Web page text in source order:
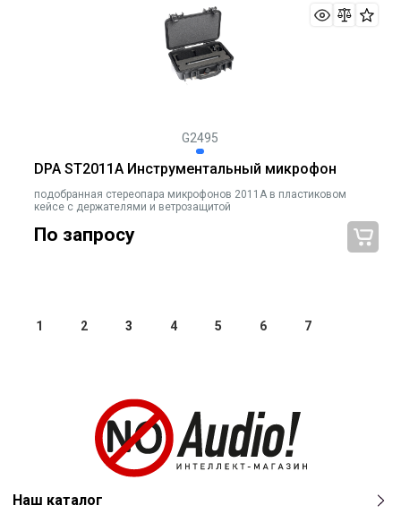
G2495
DPA ST2011A Инструментальный микрофон
подобранная стереопара микрофонов 2011A в пластиковом
кейсе c держателями и ветрозащитой
По запросу
1 2 3 4 5 6 7
Наш каталог